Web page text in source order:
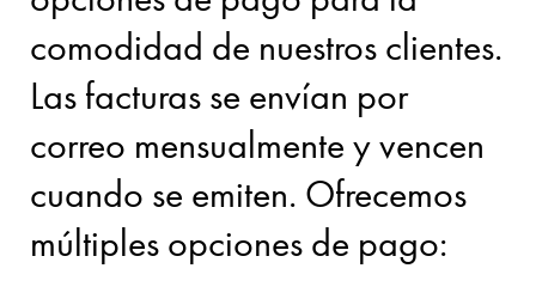
comodidad de nuestros clientes.
Las facturas se envían por
correo mensualmente y vencen
cuando se emiten. Ofrecemos
múltiples opciones de pago: